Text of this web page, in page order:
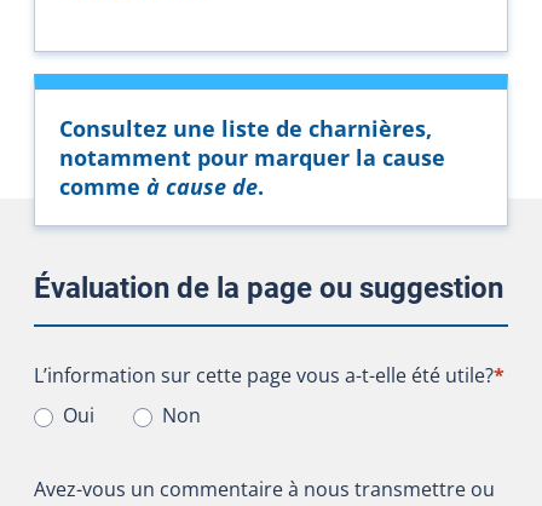
Consultez une liste de charnières,
notamment pour marquer la cause
comme à cause de.
Évaluation de la page ou suggestion
L’information sur cette page vous a-t-elle été utile?
L’information sur cette page vous a-t-elle été utile?*
Oui
Non
Avez-vous un commentaire à nous transmettre ou